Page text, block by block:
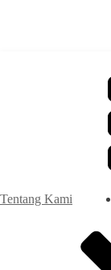
Tentang Kami